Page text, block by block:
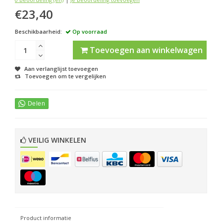
€23,40
Beschikbaarheid: Op voorraad
Toevoegen aan winkelwagen
Aan verlanglijst toevoegen
Toevoegen om te vergelijken
VEILIG WINKELEN
Product informatie